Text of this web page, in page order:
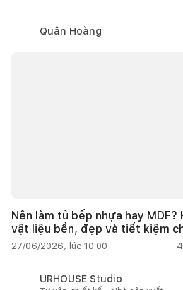
Quân Hoàng
Nên làm tủ bếp nhựa hay
vật liệu bền, đẹp và tiết kiệm
27/06/2026, lúc 10:00 4
URHOUSE Studio